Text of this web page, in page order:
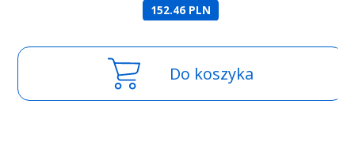
152.46 PLN
Do koszyka